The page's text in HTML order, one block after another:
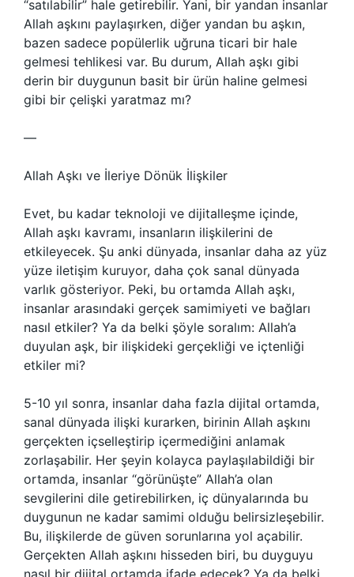
“satılabilir” hale getirebilir. Yani, bir yandan insanlar
Allah aşkını paylaşırken, diğer yandan bu aşkın,
bazen sadece popülerlik uğruna ticari bir hale
gelmesi tehlikesi var. Bu durum, Allah aşkı gibi
derin bir duygunun basit bir ürün haline gelmesi
gibi bir çelişki yaratmaz mı?
—
Allah Aşkı ve İleriye Dönük İlişkiler
Evet, bu kadar teknoloji ve dijitalleşme içinde,
Allah aşkı kavramı, insanların ilişkilerini de
etkileyecek. Şu anki dünyada, insanlar daha az yüz
yüze iletişim kuruyor, daha çok sanal dünyada
varlık gösteriyor. Peki, bu ortamda Allah aşkı,
insanlar arasındaki gerçek samimiyeti ve bağları
nasıl etkiler? Ya da belki şöyle soralım: Allah’a
duyulan aşk, bir ilişkideki gerçekliği ve içtenliği
etkiler mi?
5-10 yıl sonra, insanlar daha fazla dijital ortamda,
sanal dünyada ilişki kurarken, birinin Allah aşkını
gerçekten içselleştirip içermediğini anlamak
zorlaşabilir. Her şeyin kolayca paylaşılabildiği bir
ortamda, insanlar “görünüşte” Allah’a olan
sevgilerini dile getirebilirken, iç dünyalarında bu
duygunun ne kadar samimi olduğu belirsizleşebilir.
Bu, ilişkilerde de güven sorunlarına yol açabilir.
Gerçekten Allah aşkını hisseden biri, bu duyguyu
nasıl bir dijital ortamda ifade edecek? Ya da belki